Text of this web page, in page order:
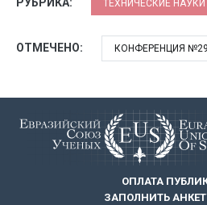
ТЕХНИЧЕСКИЕ НАУКИ
ОТМЕЧЕНО: КОНФЕРЕНЦИЯ №29
ОПЛАТА
ЗАПОЛНИТЬ